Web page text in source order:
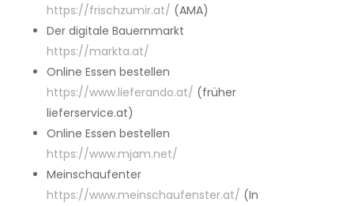
https://frischzumir.at/ (AMA)
Der digitale Bauernmarkt
https://markta.at/
Online Essen bestellen
https://www.lieferando.at/ (früher
lieferservice.at)
Online Essen bestellen
https://www.mjam.net/
Meinschaufenter
https://www.meinschaufenster.at/ (In